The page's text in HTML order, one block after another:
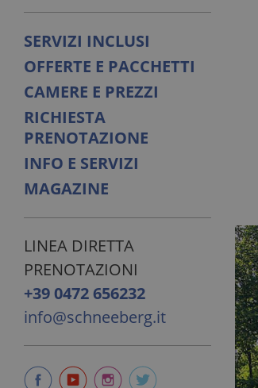
SERVIZI INCLUSI
OFFERTE E PACCHETTI
CAMERE E PREZZI
RICHIESTA
PRENOTAZIONE
INFO E SERVIZI
MAGAZINE
LINEA DIRETTA
PRENOTAZIONI
+39 0472 656232
info@schneeberg.it